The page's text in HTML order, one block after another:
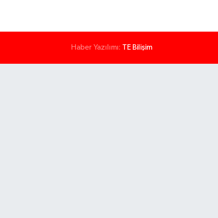
Haber Yazılımı: TE Bilişim